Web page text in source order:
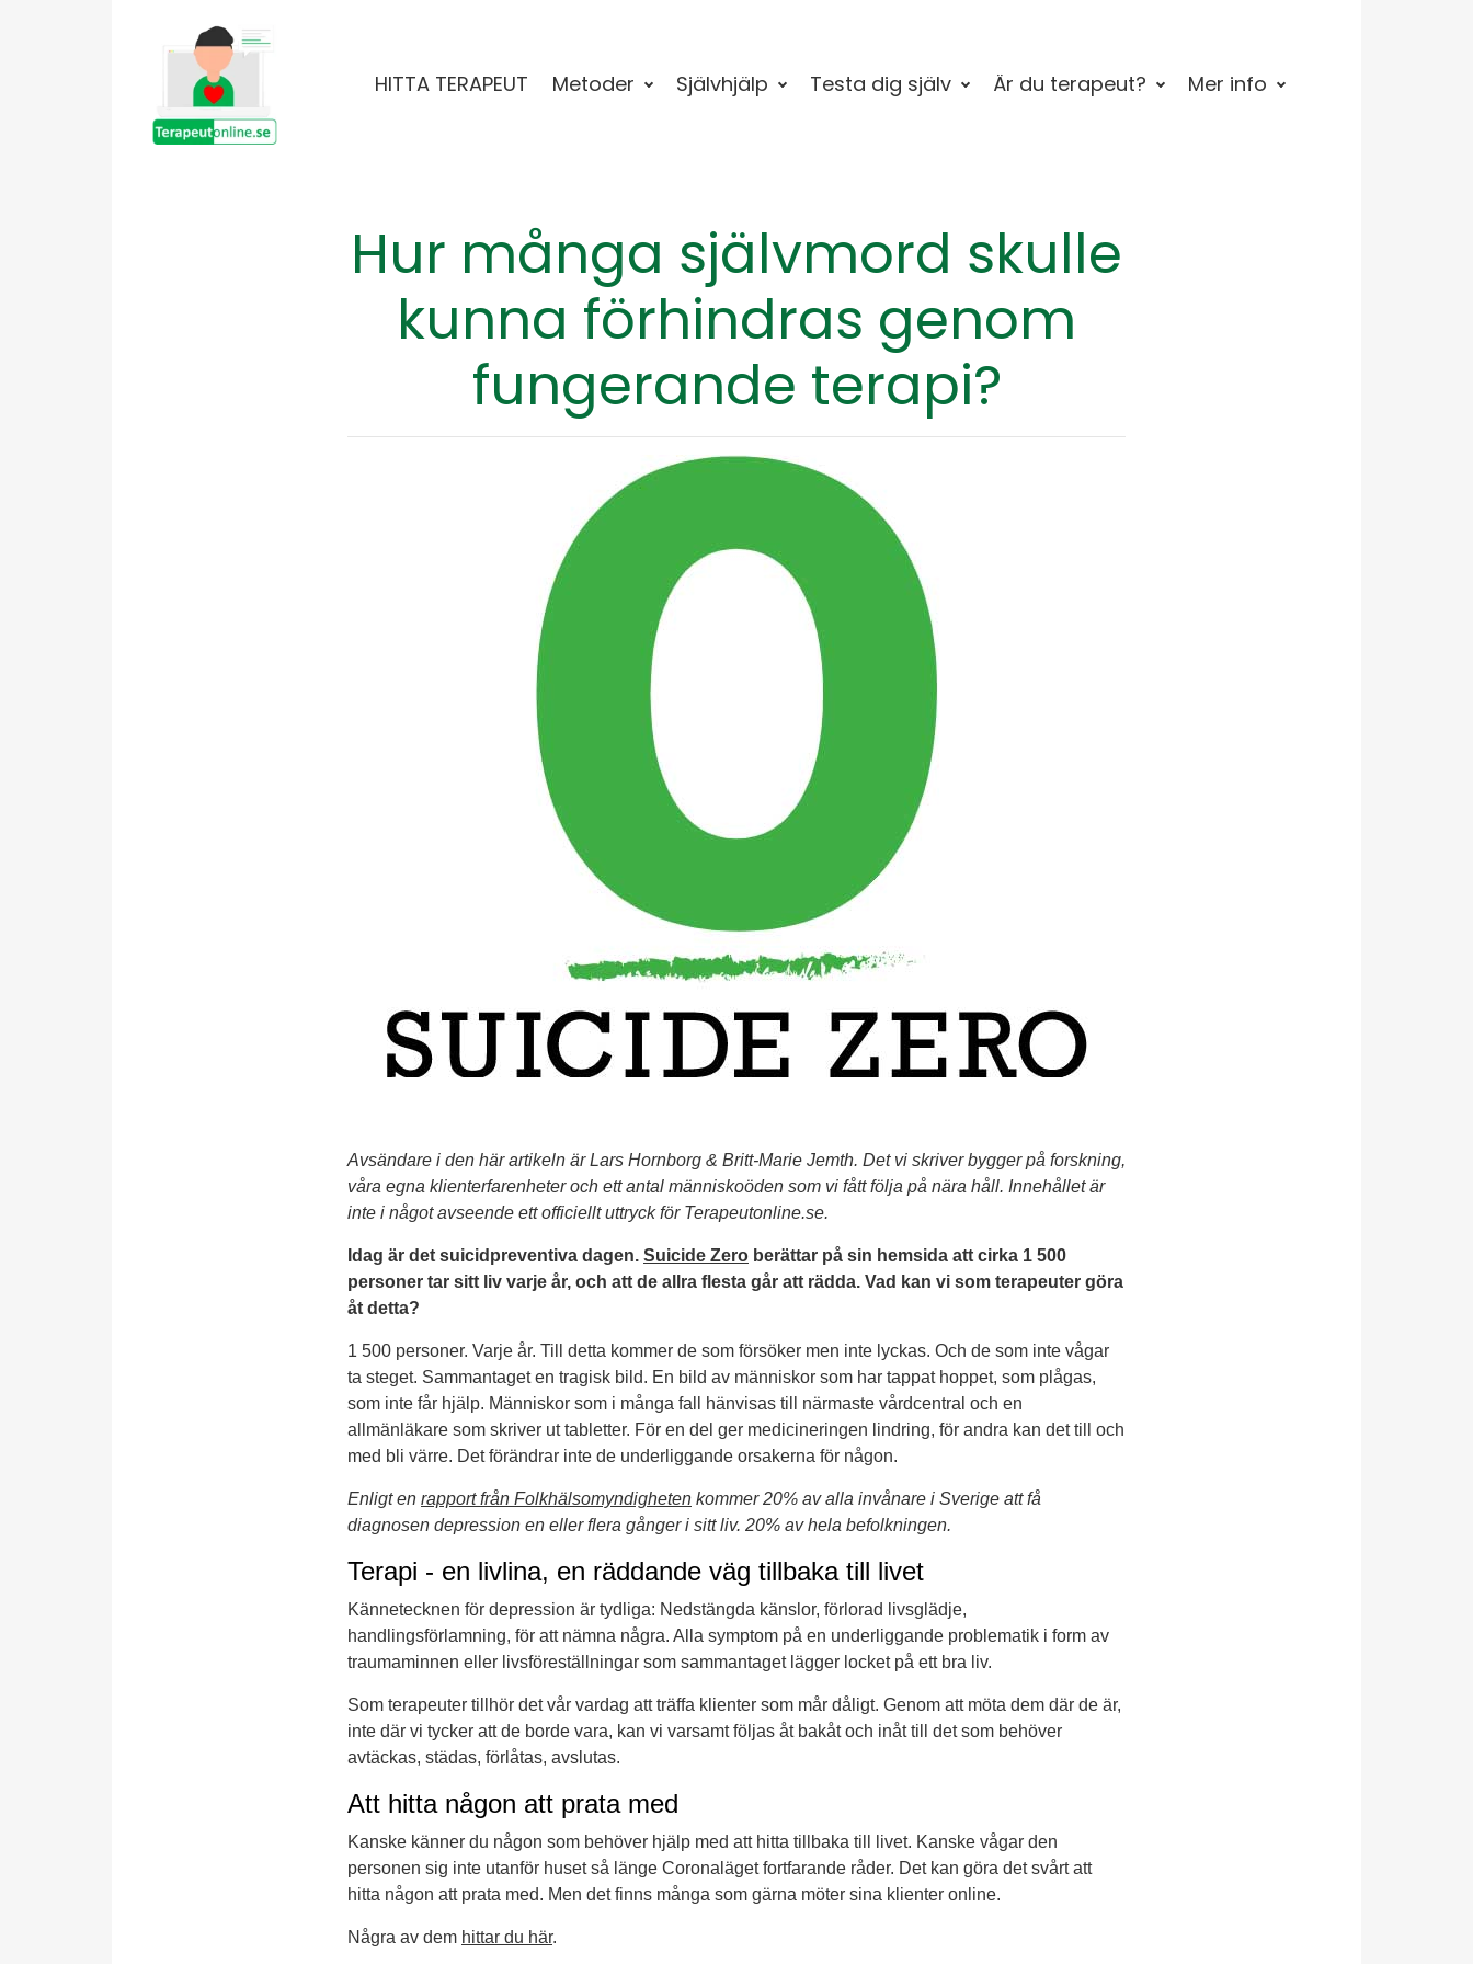
HITTA TERAPEUT Metoder Självhjälp Testa dig själv Är du terapeut? Mer info
Hur många självmord skulle
kunna förhindras genom
fungerande terapi?
Avsändare i den här artikeln är Lars Hornborg & Britt-Marie Jemth. Det vi skriver bygger på forskning,
våra egna klienterfarenheter och ett antal människoöden som vi fått följa på nära håll. Innehållet är
inte i något avseende ett officiellt uttryck för Terapeutonline.se.
Idag är det suicidpreventiva dagen. Suicide Zero berättar på sin hemsida att cirka 1 500
personer tar sitt liv varje år, och att de allra flesta går att rädda. Vad kan vi som terapeuter göra
åt detta?
1 500 personer. Varje år. Till detta kommer de som försöker men inte lyckas. Och de som inte vågar
ta steget. Sammantaget en tragisk bild. En bild av människor som har tappat hoppet, som plågas,
som inte får hjälp. Människor som i många fall hänvisas till närmaste vårdcentral och en
allmänläkare som skriver ut tabletter. För en del ger medicineringen lindring, för andra kan det till och
med bli värre. Det förändrar inte de underliggande orsakerna för någon.
Enligt en rapport från Folkhälsomyndigheten kommer 20% av alla invånare i Sverige att få
diagnosen depression en eller flera gånger i sitt liv. 20% av hela befolkningen.
Terapi - en livlina, en räddande väg tillbaka till livet
Kännetecknen för depression är tydliga: Nedstängda känslor, förlorad livsglädje,
handlingsförlamning, för att nämna några. Alla symptom på en underliggande problematik i form av
traumaminnen eller livsföreställningar som sammantaget lägger locket på ett bra liv.
Som terapeuter tillhör det vår vardag att träffa klienter som mår dåligt. Genom att möta dem där de är,
inte där vi tycker att de borde vara, kan vi varsamt följas åt bakåt och inåt till det som behöver
avtäckas, städas, förlåtas, avslutas.
Att hitta någon att prata med
Kanske känner du någon som behöver hjälp med att hitta tillbaka till livet. Kanske vågar den
personen sig inte utanför huset så länge Coronaläget fortfarande råder. Det kan göra det svårt att
hitta någon att prata med. Men det finns många som gärna möter sina klienter online.
Några av dem hittar du här.